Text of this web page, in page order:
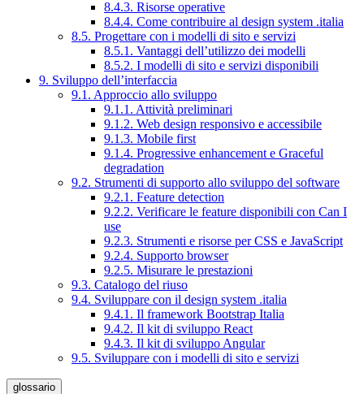
8.4.3. Risorse operative
8.4.4. Come contribuire al design system .italia
8.5. Progettare con i modelli di sito e servizi
8.5.1. Vantaggi dell’utilizzo dei modelli
8.5.2. I modelli di sito e servizi disponibili
9. Sviluppo dell’interfaccia
9.1. Approccio allo sviluppo
9.1.1. Attività preliminari
9.1.2. Web design responsivo e accessibile
9.1.3. Mobile first
9.1.4. Progressive enhancement e Graceful
degradation
9.2. Strumenti di supporto allo sviluppo del software
9.2.1. Feature detection
9.2.2. Verificare le feature disponibili con Can I
use
9.2.3. Strumenti e risorse per CSS e JavaScript
9.2.4. Supporto browser
9.2.5. Misurare le prestazioni
9.3. Catalogo del riuso
9.4. Sviluppare con il design system .italia
9.4.1. Il framework Bootstrap Italia
9.4.2. Il kit di sviluppo React
9.4.3. Il kit di sviluppo Angular
9.5. Sviluppare con i modelli di sito e servizi
glossario